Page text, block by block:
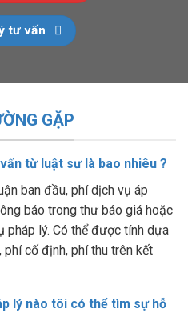
tư vấn
GẶP
từ luật sư là bao nhiêu ?
ban đầu, phí dịch vụ áp
báo trong thư báo giá hoặc
pháp lý. Có thể được tính dựa
cố định, phí thu trên kết
lý nào tôi có thể tìm sự hỗ